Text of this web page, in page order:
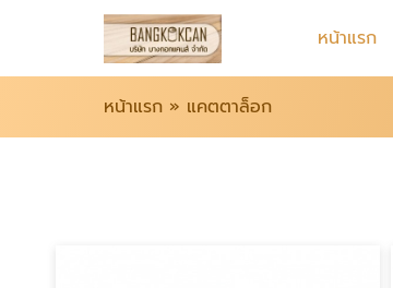
หน้าแรก
หน้าแรก » แคตตาล็อก